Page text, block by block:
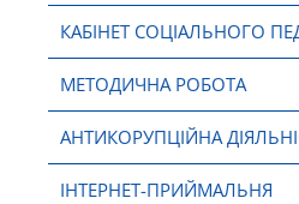
КАБІНЕТ СОЦІАЛЬНОГО
МЕТОДИЧНА РОБОТА
АНТИКОРУПЦІЙНА
ІНТЕРНЕТ-ПРИЙМАЛЬНЯ